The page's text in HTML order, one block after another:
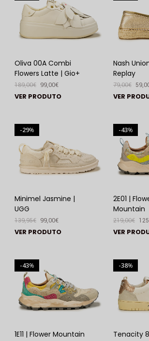
Oliva 00A Combi
Flowers Latte | Gio+
189,00€ 99,00€
VER PRODUTO
Nash
Replay
79,00€
VER
%
29
Minimel Jasmine |
UGG
139,95€ 99,00€
VER PRODUTO
%
43
2E01 |
Mountain
219,00€
VER
%
43
1E11 | Flower Mountain
%
38
Tenacity